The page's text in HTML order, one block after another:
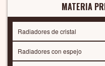
MATERIA
Radiadores de cristal
Radiadores con espejo